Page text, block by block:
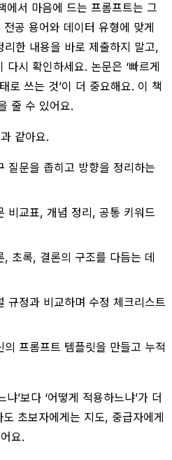
에서 마음에 드는 프롬프트는 그
공 용어와 데이터 유형에 맞게
한 내용을 바로 제출하지 말고,
시 확인하세요. 논문은 ‘빠르게
로 쓰는 것’이 더 중요해요. 이 책
줄 수 있어요.
같아요.
질문을 좁히고 방향을 정리하는
비교표, 개념 정리, 공통 키워드
, 초록, 결론의 구조를 다듬는 데
규정과 비교하며 수정 체크리스트
의 프롬프트 템플릿을 만들고 누적
’보다 ‘어떻게 적용하느냐’가 더
초보자에게는 지도, 중급자에게
요.